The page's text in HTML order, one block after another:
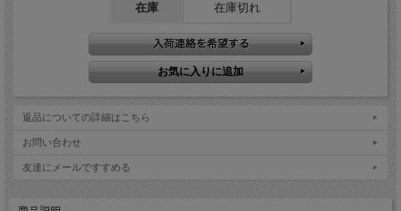
在庫 在庫切れ
返品についての詳細はこちら
お問い合わせ
友達にメールですすめる